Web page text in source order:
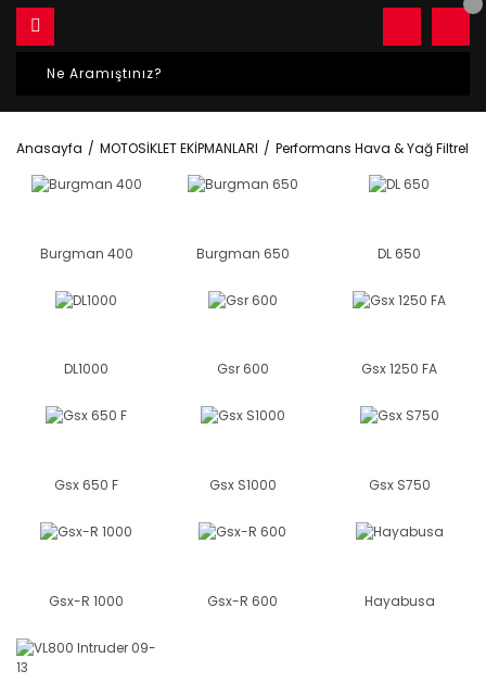
Anasayfa MOTOSİKLET EKİPMANLARI Performans Hava & Yağ Filtreleri
Burgman 400 Burgman 650 DL 650
DL1000 Gsr 600 Gsx 1250 FA
Gsx 650 F Gsx S1000 Gsx S750
Gsx-R 1000 Gsx-R 600 Hayabusa